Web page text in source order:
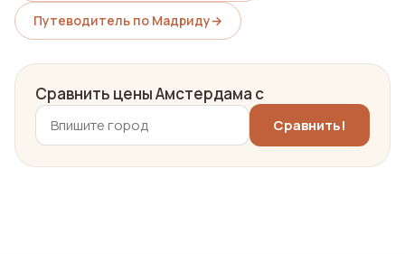
Путеводитель по Мадриду→
Сравнить цены Амстердама с